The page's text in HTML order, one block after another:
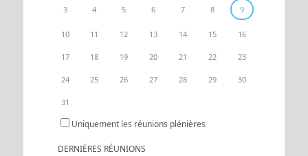
3 4 5 6 7 8 9
10 11 12 13 14 15 16
17 18 19 20 21 22 23
24 25 26 27 28 29 30
31
Uniquement les réunions plénières
DERNIÈRES RÉUNIONS